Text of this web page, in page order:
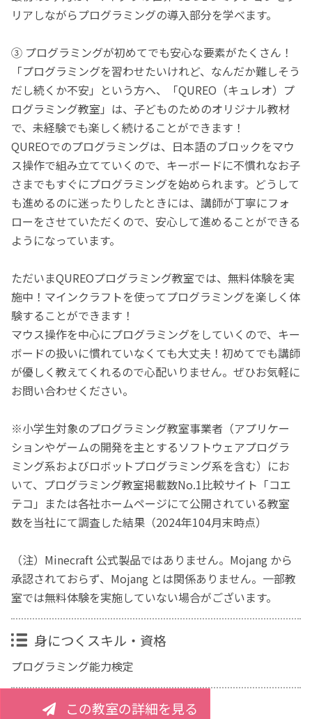
リアしながらプログラミングの導入部分を学べます。
③ プログラミングが初めてでも安心な要素がたくさん！
「プログラミングを習わせたいけれど、なんだか難しそう
だし続くか不安」という方へ、「QUREO（キュレオ）プ
ログラミング教室」は、子どものためのオリジナル教材
で、未経験でも楽しく続けることができます！
QUREOでのプログラミングは、日本語のブロックをマウ
ス操作で組み立てていくので、キーボードに不慣れなお子
さまでもすぐにプログラミングを始められます。どうして
も進めるのに迷ったりしたときには、講師が丁寧にフォ
ローをさせていただくので、安心して進めることができる
ようになっています。
ただいまQUREOプログラミング教室では、無料体験を実
施中！マインクラフトを使ってプログラミングを楽しく体
験することができます！
マウス操作を中心にプログラミングをしていくので、キー
ボードの扱いに慣れていなくても大丈夫！初めてでも講師
が優しく教えてくれるので心配いりません。ぜひお気軽に
お問い合わせください。
※小学生対象のプログラミング教室事業者（アプリケー
ションやゲームの開発を主とするソフトウェアプログラ
ミング系およびロボットプログラミング系を含む）にお
いて、プログラミング教室掲載数No.1比較サイト「コエ
テコ」または各社ホームページにて公開されている教室
数を当社にて調査した結果（2024年104月末時点）
（注）Minecraft 公式製品ではありません。Mojang から
承認されておらず、Mojang とは関係ありません。一部教
室では無料体験を実施していない場合がございます。
身につくスキル・資格
プログラミング能力検定
この教室の詳細を見る